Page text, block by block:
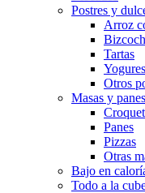
Postres y
Arroz
Tartas
Otros
Masas y panes
Panes
Pizzas
Otras
Bajo en
Todo a la